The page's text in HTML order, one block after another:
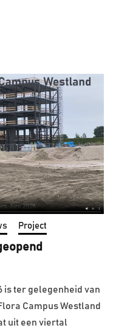
Project
is ter gelegenheid van
Campus Westland
uit een viertal